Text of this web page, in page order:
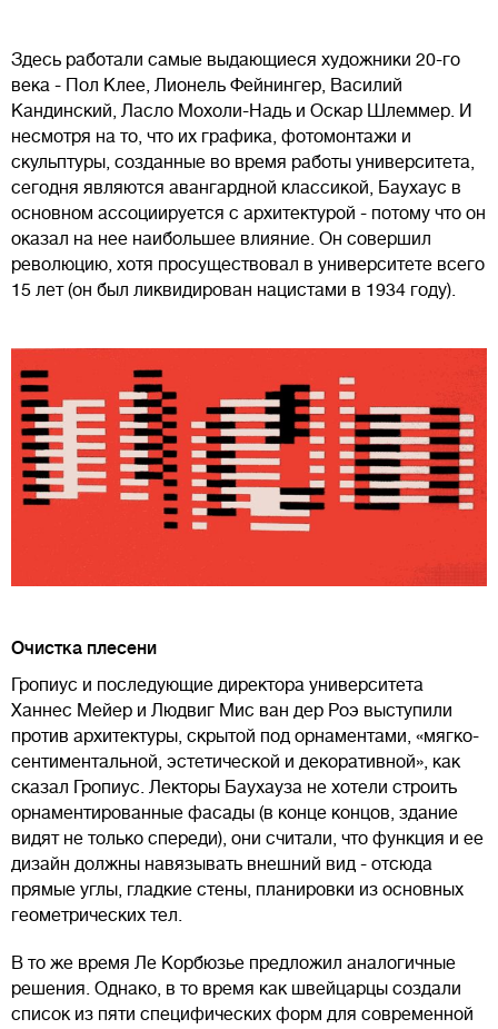
Здесь работали самые выдающиеся художники 20-го
века - Пол Клее, Лионель Фейнингер, Василий
Кандинский, Ласло Мохоли-Надь и Оскар Шлеммер. И
несмотря на то, что их графика, фотомонтажи и
скульптуры, созданные во время работы университета,
сегодня являются авангардной классикой, Баухаус в
основном ассоциируется с архитектурой - потому что он
оказал на нее наибольшее влияние. Он совершил
революцию, хотя просуществовал в университете всего
15 лет (он был ликвидирован нацистами в 1934 году).
Очистка плесени
Гропиус и последующие директора университета
Ханнес Мейер и Людвиг Мис ван дер Роэ выступили
против архитектуры, скрытой под орнаментами, «мягко-
сентиментальной, эстетической и декоративной», как
сказал Гропиус. Лекторы Баухауза не хотели строить
орнаментированные фасады (в конце концов, здание
видят не только спереди), они считали, что функция и ее
дизайн должны навязывать внешний вид - отсюда
прямые углы, гладкие стены, планировки из основных
геометрических тел.
В то же время Ле Корбюзье предложил аналогичные
решения. Однако, в то время как швейцарцы создали
список из пяти специфических форм для современной